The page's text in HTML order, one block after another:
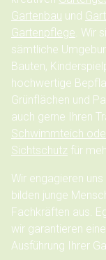
Gartenbau und
Gartenpflege. Wir
sämtliche
Bauten,
hochwertige
Grünflächen und
auch gerne Ihren
Schwimmteich
Sichtschutz für
Wir engagieren
bilden junge
Fachkräften aus.
wir garantieren
Ausführung Ihrer